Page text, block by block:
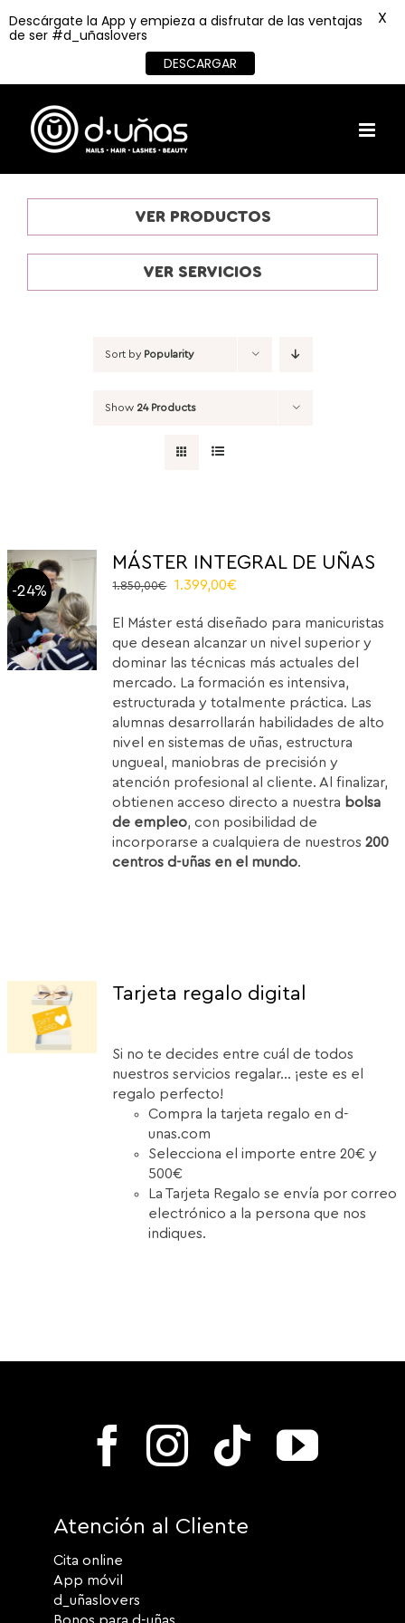
content
VER PRODUCTOS
VER SERVICIOS
Sort by Popularity
Show 24 Products
-24%
MÁSTER INTEGRAL DE UÑAS
1.850,00€
Original
was:
1.850,00€.
1.399,00€
is:
1.399,00€.
El Máster está diseñado para manicuristas
que desean alcanzar un nivel superior y
dominar las técnicas más actuales del
mercado. La formación es intensiva,
estructurada y totalmente práctica. Las
alumnas desarrollarán habilidades de alto
nivel en sistemas de uñas, estructura
ungueal, maniobras de precisión y
atención profesional al cliente. Al finalizar,
obtienen acceso directo a nuestra bolsa
de empleo, con posibilidad de
incorporarse a cualquiera de nuestros200
centros d-uñas en el mundo.
Tarjeta regalo digital
Si no te decides entre cuál de todos
nuestros servicios regalar... ¡este es el
regalo perfecto!
Compra la tarjeta regalo en d-
unas.com
Selecciona el importe entre 20€ y
500€
La Tarjeta Regalo se envía por correo
electrónico a la persona que nos
indiques.
Atención al Cliente
Cita online
App móvil
d_uñaslovers
Descárgate la App y empieza a disfrutar de las ventajas
de ser #d_uñaslovers
DESCARGAR
X